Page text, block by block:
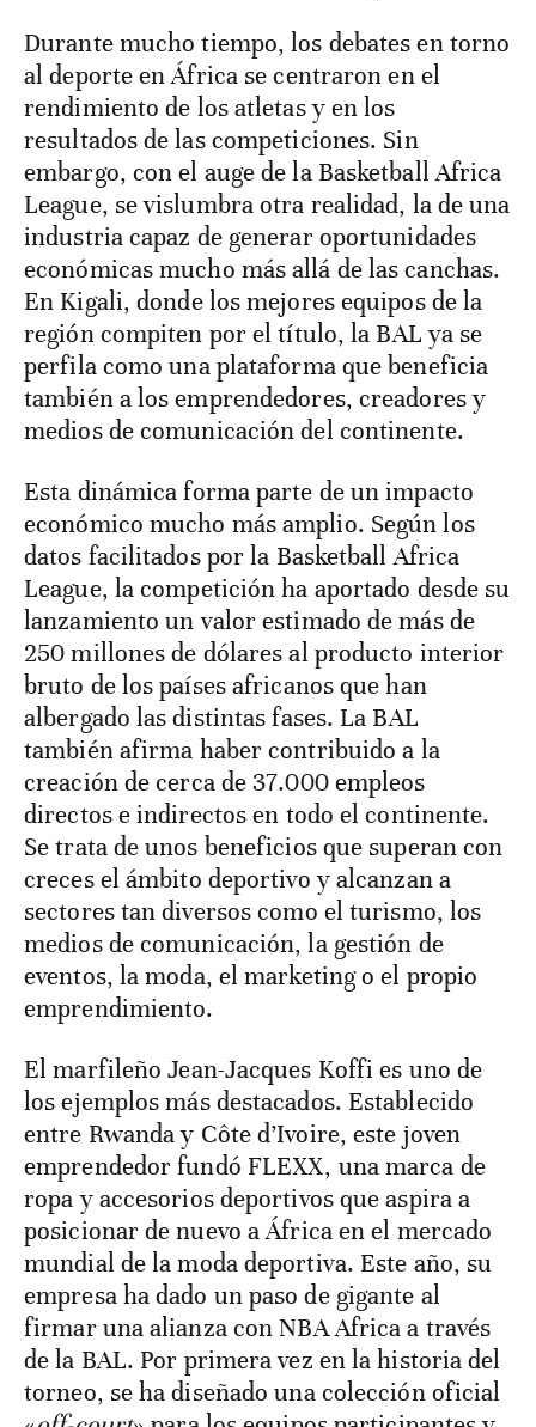
Durante mucho tiempo, los debates en torno
al deporte en África se centraron en el
rendimiento de los atletas y en los
resultados de las competiciones. Sin
embargo, con el auge de la Basketball Africa
League, se vislumbra otra realidad, la de una
industria capaz de generar oportunidades
económicas mucho más allá de las canchas.
En Kigali, donde los mejores equipos de la
región compiten por el título, la BAL ya se
perfila como una plataforma que beneficia
también a los emprendedores, creadores y
medios de comunicación del continente.
Esta dinámica forma parte de un impacto
económico mucho más amplio. Según los
datos facilitados por la Basketball Africa
League, la competición ha aportado desde su
lanzamiento un valor estimado de más de
250 millones de dólares al producto interior
bruto de los países africanos que han
albergado las distintas fases. La BAL
también afirma haber contribuido a la
creación de cerca de 37.000 empleos
directos e indirectos en todo el continente.
Se trata de unos beneficios que superan con
creces el ámbito deportivo y alcanzan a
sectores tan diversos como el turismo, los
medios de comunicación, la gestión de
eventos, la moda, el marketing o el propio
emprendimiento.
El marfileño Jean-Jacques Koffi es uno de
los ejemplos más destacados. Establecido
entre Rwanda y Côte d’Ivoire, este joven
emprendedor fundó FLEXX, una marca de
ropa y accesorios deportivos que aspira a
posicionar de nuevo a África en el mercado
mundial de la moda deportiva. Este año, su
empresa ha dado un paso de gigante al
firmar una alianza con NBA Africa a través
de la BAL. Por primera vez en la historia del
torneo, se ha diseñado una colección oficial